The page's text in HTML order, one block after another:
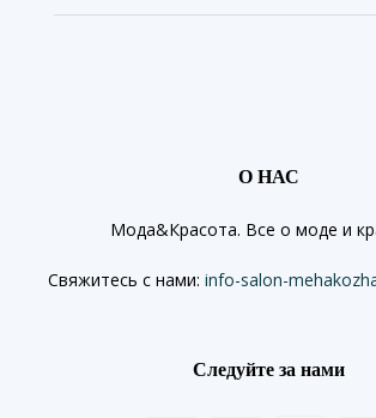
О НАС
Мода&Красота. Все о моде и
Свяжитесь с нами: info-salon-
Следуйте за нами